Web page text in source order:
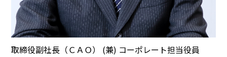
取締役副社長（ＣＡＯ） (兼) コーポレート担当役員